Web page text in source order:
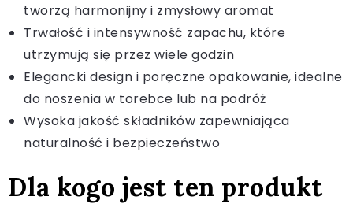
tworzą harmonijny i zmysłowy aromat
Trwałość i intensywność zapachu, które
utrzymują się przez wiele godzin
Elegancki design i poręczne opakowanie, idealne
do noszenia w torebce lub na podróż
Wysoka jakość składników zapewniająca
naturalność i bezpieczeństwo
Dla kogo jest ten produkt